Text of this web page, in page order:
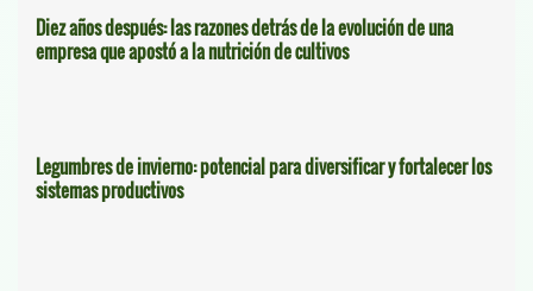
Diez años después: las razones detrás de la evolución de una
empresa que apostó a la nutrición de cultivos
Legumbres de invierno: potencial para diversificar y fortalecer los
sistemas productivos